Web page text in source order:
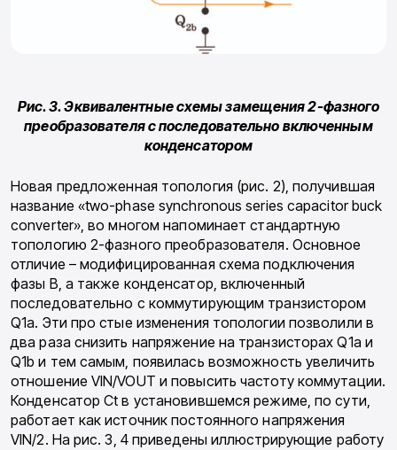
Рис. 3. Эквивалентные схемы замещения 2-фазного
преобразователя с последовательно включенным
конденсатором
Новая предложенная топология (рис. 2), получившая
название «two-phase synchronous series capacitor buck
converter», во многом напоминает стандартную
топологию 2-фазного преобразователя. Основное
отличие – модифицированная схема подключения
фазы В, а также конденсатор, включенный
последовательно с коммутирующим транзистором
Q1a. Эти про стые изменения топологии позволили в
два раза снизить напряжение на транзисторах Q1a и
Q1b и тем самым, появилась возможность увеличить
отношение VIN/VOUT и повысить частоту коммутации.
Конденсатор Ct в установившемся режиме, по сути,
работает как источник постоянного напряжения
VIN/2. На рис. 3, 4 приведены иллюстрирующие работу